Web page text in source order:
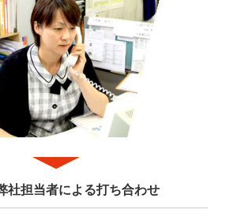
社担当者による打ち合わせ